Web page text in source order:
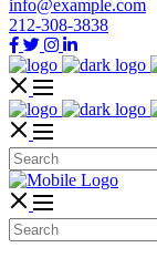
info@example.com
212-308-3838